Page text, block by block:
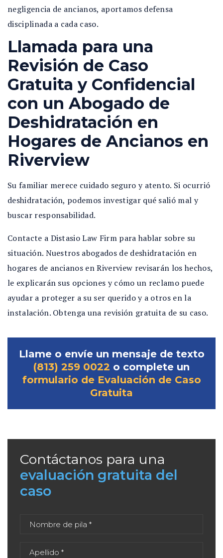
negligencia de ancianos, aportamos defensa
disciplinada a cada caso.
Llamada para una
Revisión de Caso
Gratuita y Confidencial
con un Abogado de
Deshidratación en
Hogares de Ancianos en
Riverview
Su familiar merece cuidado seguro y atento. Si ocurrió
deshidratación, podemos investigar qué salió mal y
buscar responsabilidad.
Contacte a Distasio Law Firm para hablar sobre su
situación. Nuestros abogados de deshidratación en
hogares de ancianos en Riverview revisarán los hechos,
le explicarán sus opciones y cómo un reclamo puede
ayudar a proteger a su ser querido y a otros en la
instalación. Obtenga una revisión gratuita de su caso.
Llame o envíe un mensaje de texto
(813) 259 0022 o complete un
formulario de Evaluación de Caso
Gratuita
Contáctanos para una
evaluación gratuita del
caso